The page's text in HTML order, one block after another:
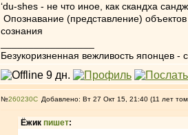
‘du-shes - не что иное, как скандха
Опознавание (представление)
сознания
Безукоризненная вежливость японцев -
№260230 Добавлено: Вт 27 Окт 15, 21:40 (11 лет
Ёжик пишет: